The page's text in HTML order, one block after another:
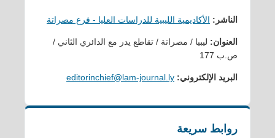
الناشر: الأكاديمية الليبية للدراسات العليا - فرع مصراتة
العنوان: ليبيا / مصراتة / تقاطع يدر مع الدائري الثاني /
ص.ب 177
البريد الإلكتروني: editorinchief@lam-journal.ly
روابط سريعة